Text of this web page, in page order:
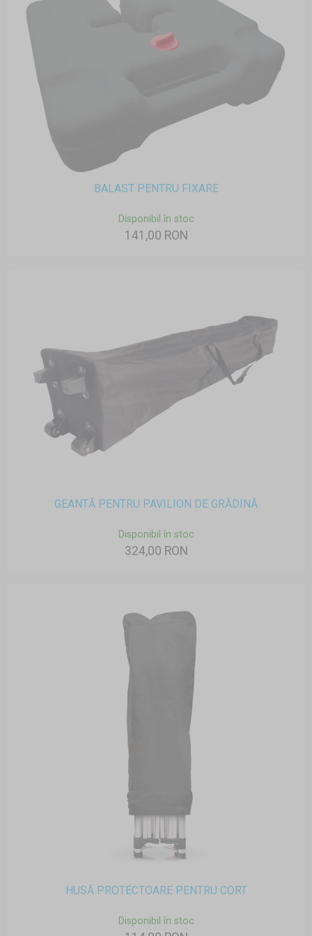
BALAST PENTRU FIXARE
Disponibil în stoc
141,00 RON
GEANTĂ PENTRU PAVILION DE GRĂDINĂ
Disponibil în stoc
324,00 RON
HUSĂ PROTECTOARE PENTRU CORT
Disponibil în stoc